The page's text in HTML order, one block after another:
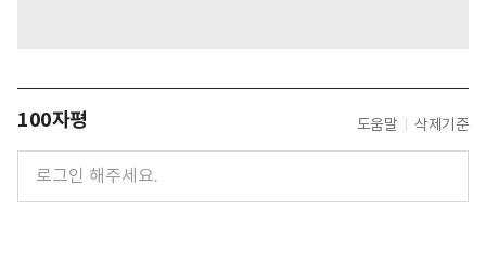
100자평 도움말 삭제기준